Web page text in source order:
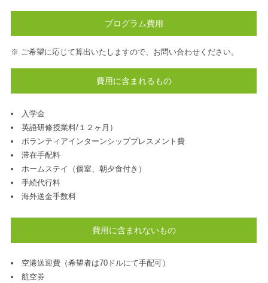
プログラム費用
※ ご希望に応じて算出いたしますので、お問い合わせください。
費用に含まれるもの
入学金
英語研修授業料/１２ヶ月）
ボランティアインターンシッププレスメント費
滞在手配料
ホームステイ（個室、朝夕食付き）
手続代行料
海外送金手数料
費用に含まれないもの
空港送迎費（希望者は70ドルにて手配可）
航空券